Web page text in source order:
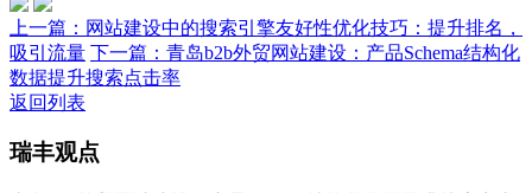
上一篇： 网站建设中的搜索引擎友好性优化技巧：提升排名，
吸引流量 下一篇： 青岛b2b外贸网站建设：产品Schema结构化
数据提升搜索点击率
返回列表
瑞丰观点